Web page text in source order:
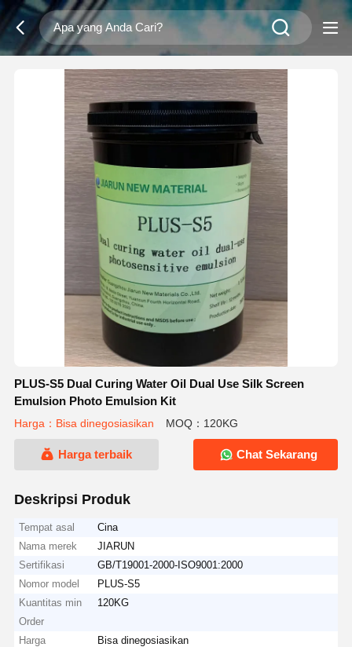
PLUS-S5 Dual Curing Water Oil Dual Use Silk Screen
Emulsion Photo Emulsion Kit
Harga：Bisa dinegosiasikan MOQ：120KG
Harga terbaik Chat Sekarang
Deskripsi Produk
Tempat asal
Cina
Nama merek
JIARUN
Sertifikasi
GB/T19001-2000-ISO9001:2000
Nomor model
PLUS-S5
Kuantitas min
Order
120KG
Harga
Bisa dinegosiasikan